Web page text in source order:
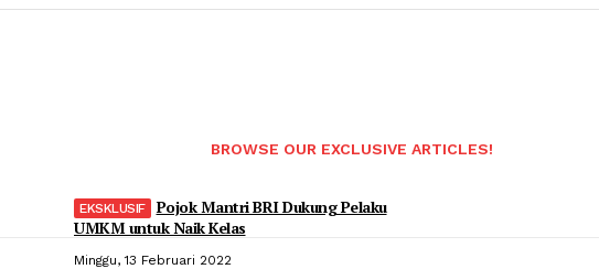
BROWSE OUR EXCLUSIVE ARTICLES!
Pojok Mantri BRI Dukung Pelaku
UMKM untuk Naik Kelas
Minggu, 13 Februari 2022